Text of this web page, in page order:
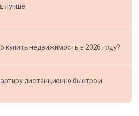
лучше
купить недвижимость в 2026 году?
дистанционно быстро и